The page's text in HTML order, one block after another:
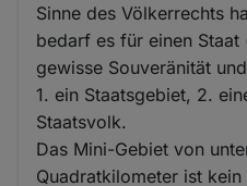
Sinne des Völkerrechts
bedarf es für einen
gewisse Souveränität
1. ein Staatsgebiet, 2.
Staatsvolk.
Das Mini-Gebiet von
Quadratkilometer ist